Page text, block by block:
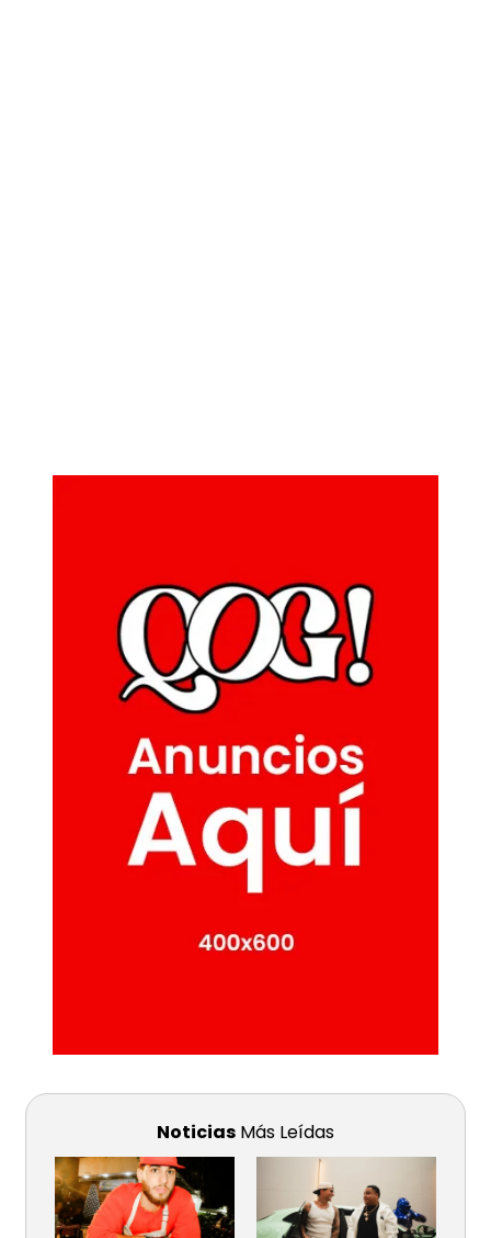
Noticias Más Leídas